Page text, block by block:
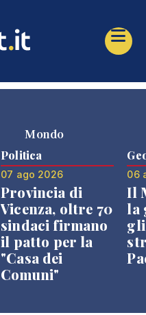
Mondo
Politica
07 ago 2026
Provincia di
Vicenza, oltre 70
sindaci firmano
il patto per la
"Casa dei
Comuni"
06
Il
la